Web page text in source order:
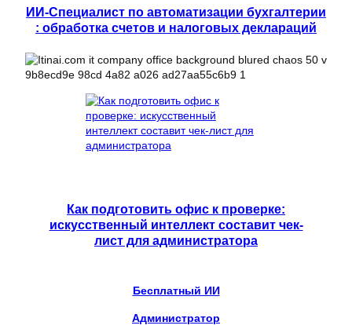
ИИ-Специалист по автоматизации бухгалтерии
: обработка счетов и налоговых деклараций
Как подготовить офис к проверке:
искусственный интеллект составит чек-
лист для администратора
Бесплатный ИИ
Администратор